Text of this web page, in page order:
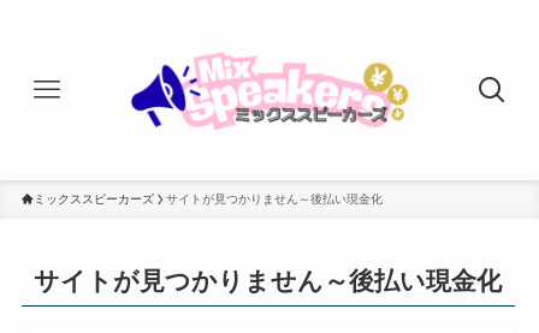
ミックススピーカーズ サイトが見つかりません～後払い現金化
サイトが見つかりません～後払い現金化